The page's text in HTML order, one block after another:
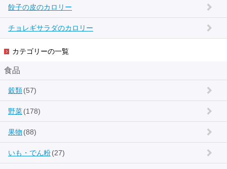
餃子の皮のカロリー
チョレギサラダのカロリー
カテゴリーの一覧
食品
穀類(57)
野菜(178)
果物 (88)
いも・でん粉(27)